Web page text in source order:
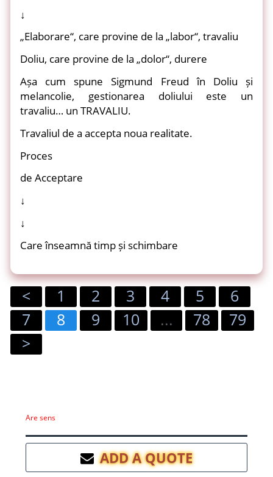
↓
„Elaborare“, care provine de la „labor“, travaliu
Doliu, care provine de la „dolor“, durere
Așa cum spune Sigmund Freud în Doliu și
melancolie, gestionarea doliului este un
travaliu… un TRAVALIU.
Travaliul de a accepta noua realitate.
Proces
de Acceptare
↓
↓
Care înseamnă timp și schimbare
< 1 2 3 4 5
6
7
8 9 10 ... 78
79
>
Are sens
ADD A QUOTE